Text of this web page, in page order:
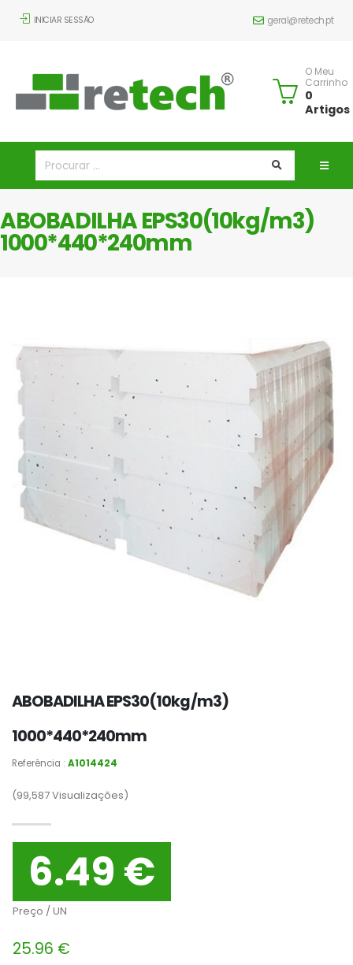
INICIAR SESSÃO geral@retech.pt
O Meu
Carrinho
0
Artigos
ABOBADILHA EPS30(10kg/m3)
1000*440*240mm
ABOBADILHA EPS30(10kg/m3)
1000*440*240mm
Referência : A1014424
(99,587Visualizações)
6.49 €
Preço / UN
25.96 €